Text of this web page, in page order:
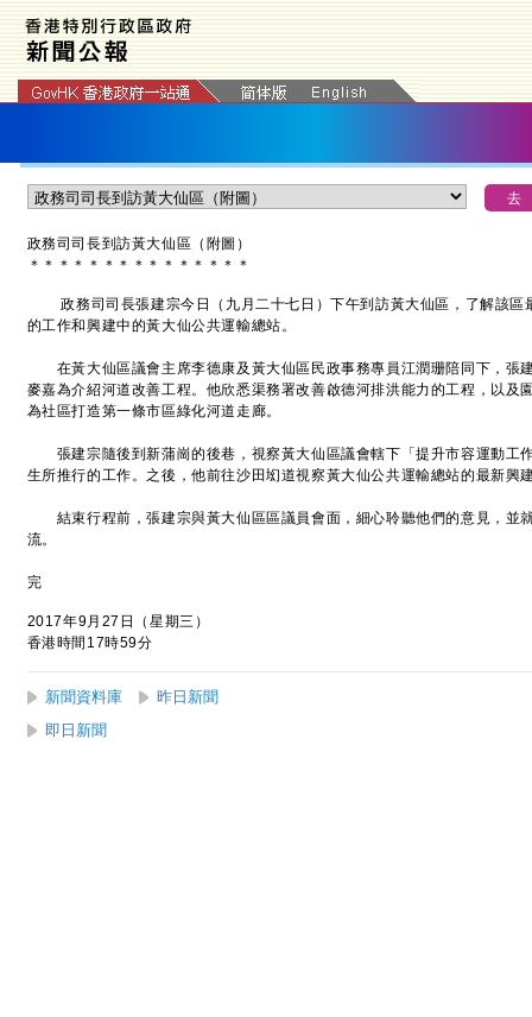
政務司司長到訪黃大仙區（附圖）
＊ ＊ ＊ ＊ ＊ ＊ ＊ ＊ ＊ ＊ ＊ ＊ ＊ ＊ ＊
政務司司長張建宗今日（九月二十七日）下午到訪黃大仙區，了解該區
的工作和興建中的黃大仙公共運輸總站。
在黃大仙區議會主席李德康及黃大仙區民政事務專員江潤珊陪同下，張
麥嘉為介紹河道改善工程。他欣悉渠務署改善啟德河排洪能力的工程，以及
為社區打造第一條市區綠化河道走廊。
張建宗隨後到新蒲崗的後巷，視察黃大仙區議會轄下「提升市容運動工
生所推行的工作。之後，他前往沙田㘭道視察黃大仙公共運輸總站的最新興
結束行程前，張建宗與黃大仙區區議員會面，細心聆聽他們的意見，並
流。
完
2017年9月27日（星期三）
香港時間17時59分
新聞資料庫
昨日新聞
即日新聞